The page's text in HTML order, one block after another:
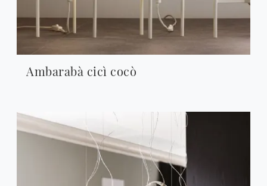
Ambarabà cicì cocò